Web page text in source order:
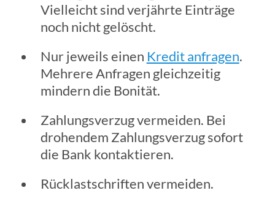
Vielleicht sind verjährte Einträge
noch nicht gelöscht.
Nur jeweils einen Kredit anfragen.
Mehrere Anfragen gleichzeitig
mindern die Bonität.
Zahlungsverzug vermeiden. Bei
drohendem Zahlungsverzug sofort
die Bank kontaktieren.
Rücklastschriften vermeiden.